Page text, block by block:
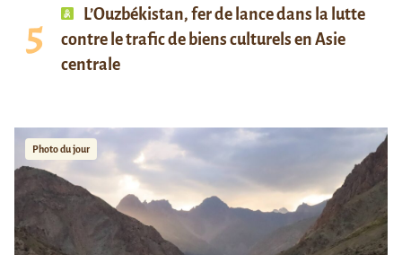
L’Ouzbékistan, fer de lance dans la lutte
contre le trafic de biens culturels en Asie
centrale
Photo du jour